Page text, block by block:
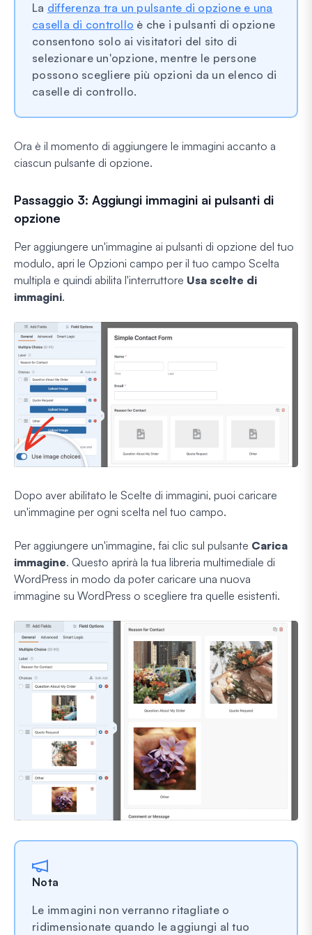
La differenza tra un pulsante di opzione e una
casella di controllo è che i pulsanti di opzione
consentono solo ai visitatori del sito di
selezionare un'opzione, mentre le persone
possono scegliere più opzioni da un elenco di
caselle di controllo.
Ora è il momento di aggiungere le immagini accanto a
ciascun pulsante di opzione.
Passaggio 3: Aggiungi immagini ai pulsanti di
opzione
Per aggiungere un'immagine ai pulsanti di opzione del tuo
modulo, apri le Opzioni campo per il tuo campo Scelta
multipla e quindi abilita l'interruttore Usa scelte di
immagini.
Dopo aver abilitato le Scelte di immagini, puoi caricare
un'immagine per ogni scelta nel tuo campo.
Per aggiungere un'immagine, fai clic sul pulsante Carica
immagine. Questo aprirà la tua libreria multimediale di
WordPress in modo da poter caricare una nuova
immagine su WordPress o scegliere tra quelle esistenti.
Nota
Le immagini non verranno ritagliate o
ridimensionate quando le aggiungi al tuo